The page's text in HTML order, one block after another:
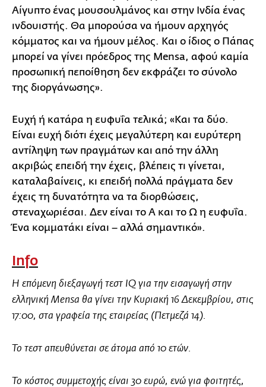
Αίγυπτο ένας μουσουλμάνος και στην Ινδία ένας
ινδουιστής. Θα μπορούσα να ήμουν αρχηγός
κόμματος και να ήμουν μέλος. Και ο ίδιος ο Πάπας
μπορεί να γίνει πρόεδρος της Mensa, αφού καμία
προσωπική πεποίθηση δεν εκφράζει το σύνολο
της διοργάνωσης».
Ευχή ή κατάρα η ευφυΐα τελικά; «Και τα δύο.
Είναι ευχή διότι έχεις μεγαλύτερη και ευρύτερη
αντίληψη των πραγμάτων και από την άλλη
ακριβώς επειδή την έχεις, βλέπεις τι γίνεται,
καταλαβαίνεις, κι επειδή πολλά πράγματα δεν
έχεις τη δυνατότητα να τα διορθώσεις,
στεναχωριέσαι. Δεν είναι το Α και το Ω η ευφυΐα.
Ένα κομματάκι είναι – αλλά σημαντικό».
Info
Η επόμενη διεξαγωγή τεστ IQ για την εισαγωγή στην
ελληνική Mensa θα γίνει την Κυριακή 16 Δεκεμβρίου, στις
17:00, στα γραφεία της εταιρείας (Πετμεζά 14).
Το τεστ απευθύνεται σε άτομα από 10 ετών.
Το κόστος συμμετοχής είναι 30 ευρώ, ενώ για φοιτητές,